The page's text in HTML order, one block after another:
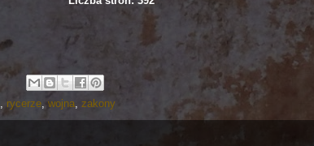
rycerze wojna zakony